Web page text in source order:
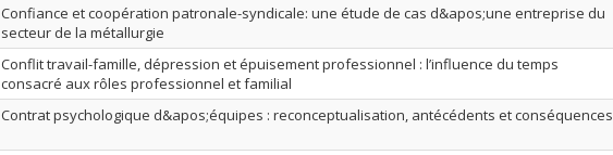
Confiance et coopération patronale-syndicale: une étude de cas d&apos;une entreprise du
secteur de la métallurgie
Conflit travail-famille, dépression et épuisement professionnel : l’influence du temps
consacré aux rôles professionnel et familial
Contrat psychologique d&apos;équipes : reconceptualisation, antécédents et conséquences